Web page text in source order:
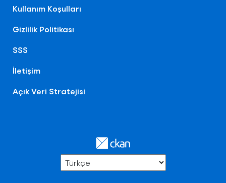
Kullanım Koşulları
Gizlilik Politikası
SSS
İletişim
Açık Veri Stratejisi